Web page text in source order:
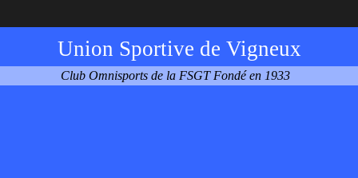
Union Sportive de Vigneux
Club Omnisports de la FSGT Fondé en 1933